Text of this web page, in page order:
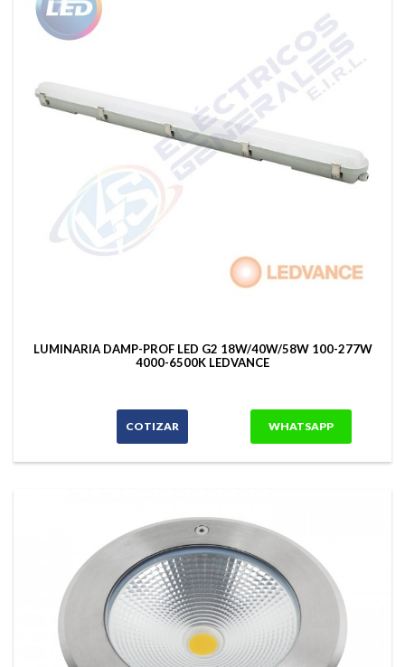
LUMINARIA DAMP-PROF LED G2 18W/40W/58W 100-277W
4000-6500K LEDVANCE
COTIZAR WHATSAPP